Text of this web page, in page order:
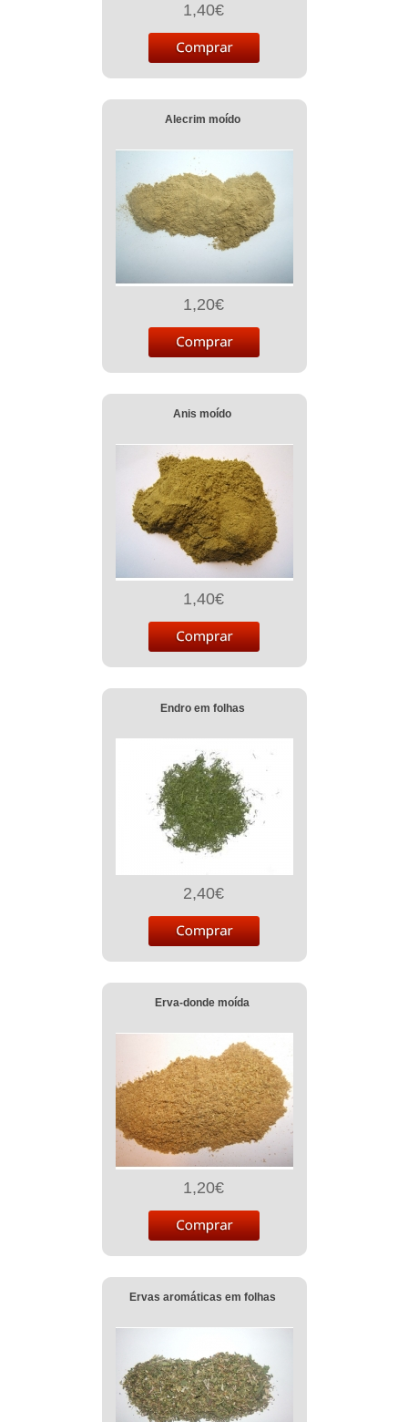
1,40€
Alecrim moído
1,20€
Anis moído
1,40€
Endro em folhas
2,40€
Erva-donde moída
1,20€
Ervas aromáticas em folhas